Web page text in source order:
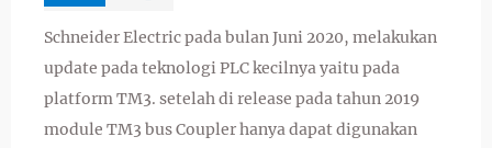
Schneider Electric pada bulan Juni 2020, melakukan
update pada teknologi PLC kecilnya yaitu pada
platform TM3. setelah di release pada tahun 2019
module TM3 bus Coupler hanya dapat digunakan